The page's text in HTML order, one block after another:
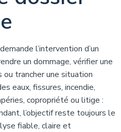
l’intervention d’un
un dommage, vérifier une
ou trancher une situation
eaux, fissures, incendie,
copropriété ou litige :
l’objectif reste toujours le
fiable, claire et